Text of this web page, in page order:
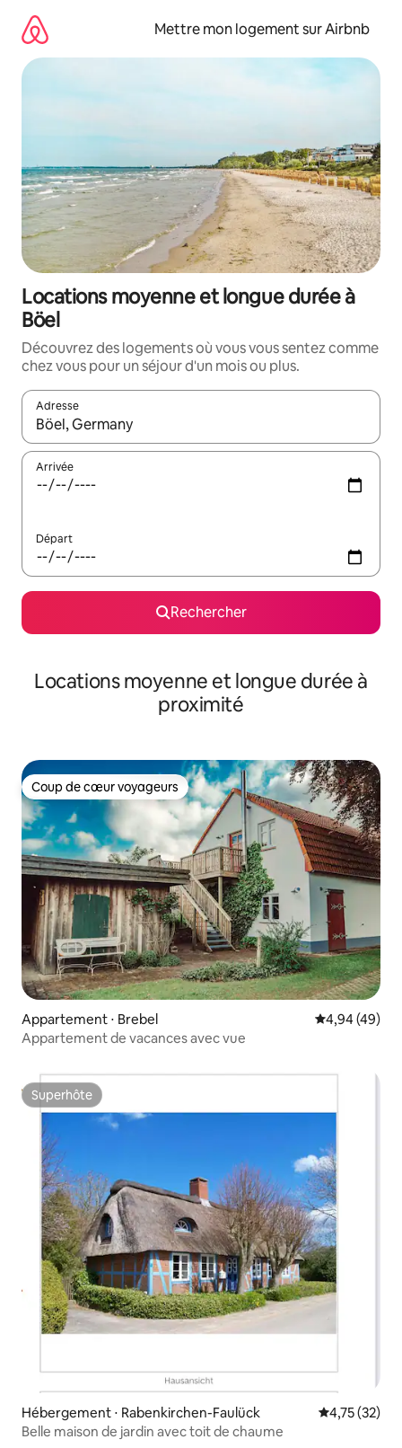
directement
contenu
Mettre mon logement sur Airbnb
Locations moyenne et longue durée à
Böel
Découvrez des logements où vous vous sentez comme
chez vous pour un séjour d'un mois ou plus.
Adresse
Lorsque les résultats s'affichent, utilisez les flèches vers le
Arrivée
Départ
Rechercher
Locations moyenne et longue durée à
proximité
Coup de cœur voyageurs
Coup de cœur voyageurs
Appartement ⋅ Brebel Évaluation
4,94 (49)
Appartement de vacances avec vue
Superhôte
Superhôte
Hébergement ⋅ Rabenkirchen-Faulück Évaluation
4,75 (32)
Belle maison de jardin avec toit de chaume